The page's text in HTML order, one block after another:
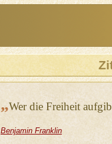
„Wer die Freiheit
Benjamin Franklin